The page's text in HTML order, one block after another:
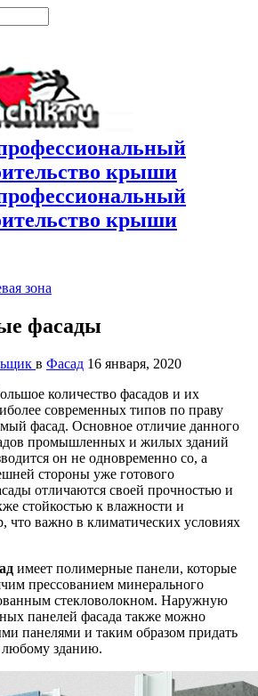
крыши
крыши
зона
фасады
в Фасад 16 января, 2020
количество фасадов и их
современных типов по праву
фасад. Основное отличие данного
промышленных и жилых зданий
он не одновременно со, а
стороны уже готового
отличаются своей прочностью и
стойкостью к влажности и
что важно в климатических условиях
имеет полимерные панели, которые
прессованием минерального
стекловолокном. Наружную
панелей фасада также можно
панелями и таким образом придать
зданию.